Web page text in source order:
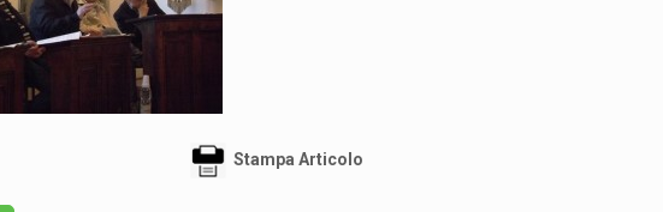
Stampa Articolo